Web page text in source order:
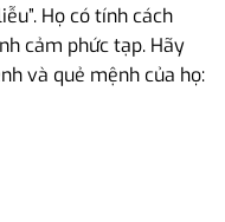
Họ có tính cách
cảm phức tạp. Hãy
và quẻ mệnh của họ: